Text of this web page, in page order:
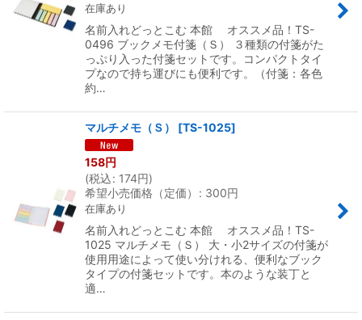
在庫あり
名前入れどっとこむ 本館 オススメ品！TS-
0496 ブックメモ付箋（Ｓ） ３種類の付箋がた
っぷり入った付箋セットです。コンパクトタイ
プなので持ち運びにも便利です。（付箋：各色
約…
マルチメモ（Ｓ） [TS-1025]
158円
(税込: 174円)
希望小売価格（定価）
: 300円
在庫あり
名前入れどっとこむ 本館 オススメ品！TS-
1025 マルチメモ（Ｓ） 大・小2サイズの付箋が
使用用途によって使い分けれる、便利なブック
タイプの付箋セットです。本のような装丁と
適…